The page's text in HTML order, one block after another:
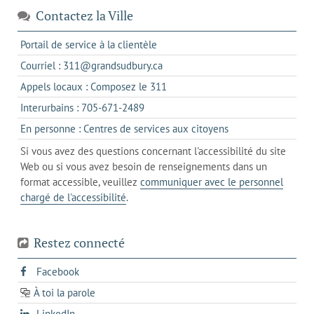
Contactez la Ville
Portail de service à la clientèle
dans
un
nouvel
Courriel : 311@grandsudbury.cas'ouvre
dans
votre
de
messagerie
Appels locaux : Composez le 311
dans
un
client
de
votre
téléphone
Interurbains : 705-671-2489s'ouvre
dans
un
client
de
votre
En personne : Centres de services aux citoyenss'ouvre
dans
l'onglet
actuel
Si vous avez des questions concernant l'accessibilité du site
Web ou si vous avez besoin de renseignements dans un
format accessible, veuillez communiquer avec le personnel
chargé de l'accessibilité.
Restez connecté
Facebooks'ouvre
dans
un
À toi la parole
opens